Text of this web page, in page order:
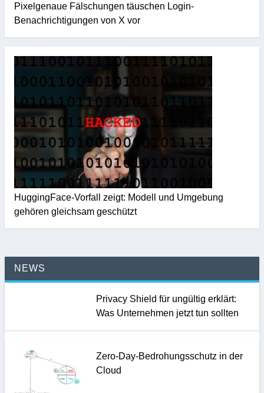
Pixelgenaue Fälschungen täuschen Login-
Benachrichtigungen von X vor
HuggingFace-Vorfall zeigt: Modell und Umgebung
gehören gleichsam geschützt
NEWS
Privacy Shield für ungültig erklärt:
Was Unternehmen jetzt tun sollten
Zero-Day-Bedrohungsschutz in der
Cloud